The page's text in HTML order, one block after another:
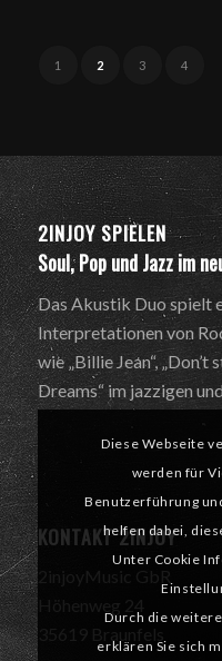
1 2 3 4
2INJOY SPIELEN
Soul, Pop und Jazz im
Das Akustik Duo spielt
Interpretationen von
wie „Billie Jean“, „Don’t
Dreams“ im jazzigen
KONTAKT 2INJOY
2injoyMusic GbR
35619 Braunfels
Diese Webseite
werden für
Benutzerführung
helfen dabei,
Unter Cookie
Durch die
erklären Sie sich